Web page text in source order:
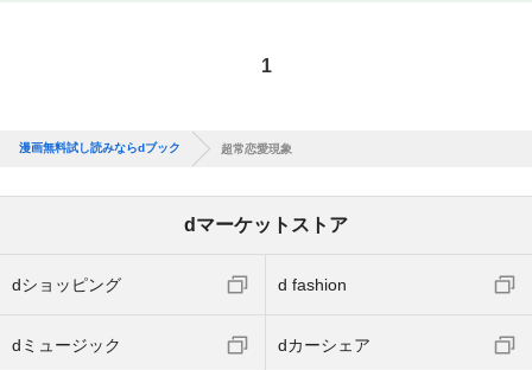
1
漫画無料試し読みならdブック 超常恋愛現象
dマーケットストア
dショッピング d fashion
dミュージック dカーシェア